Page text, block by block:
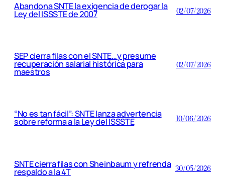
Abandona SNTE la exigencia de derogar la
Ley del ISSSTE de 2007 02/07/2026
SEP cierra filas con el SNTE…y presume
recuperación salarial histórica para
maestros
02/07/2026
“No es tan fácil”: SNTE lanza advertencia
sobre reforma a la Ley del ISSSTE 10/06/2026
SNTE cierra filas con Sheinbaum y refrenda
respaldo a la 4T 30/05/2026